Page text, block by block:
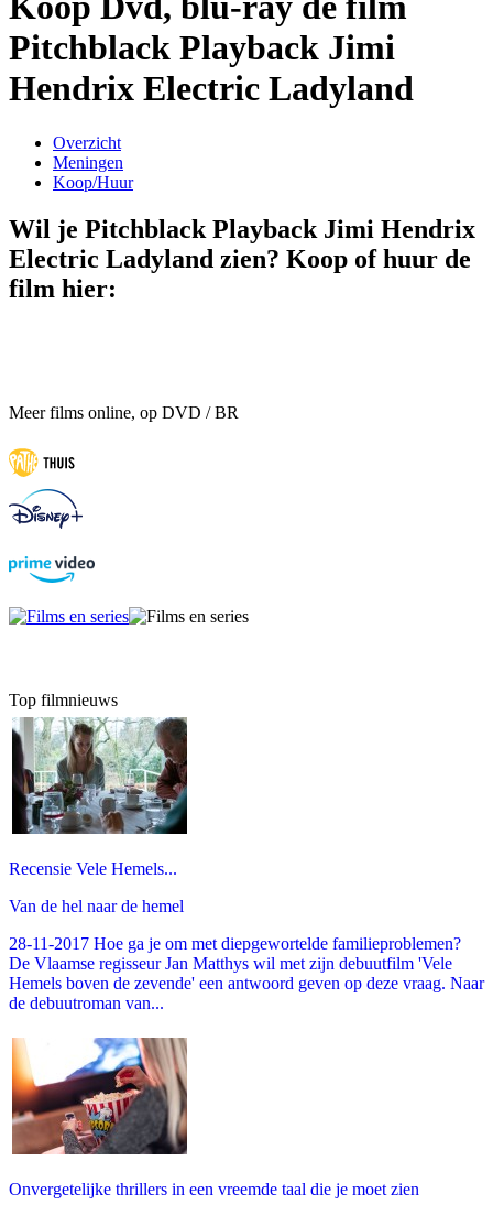
Pitchblack Playback Jimi
Hendrix Electric Ladyland
Overzicht
Meningen
Koop/Huur
Wil je Pitchblack Playback Jimi Hendrix
Electric Ladyland zien? Koop of huur de
film hier:
Meer films online, op DVD / BR
Top filmnieuws
Recensie Vele Hemels...
Van de hel naar de hemel
28-11-2017 Hoe ga je om met diepgewortelde familieproblemen?
De Vlaamse regisseur Jan Matthys wil met zijn debuutfilm 'Vele
Hemels boven de zevende' een antwoord geven op deze vraag. Naar
de debuutroman van...
Onvergetelijke thrillers in een vreemde taal die je moet zien